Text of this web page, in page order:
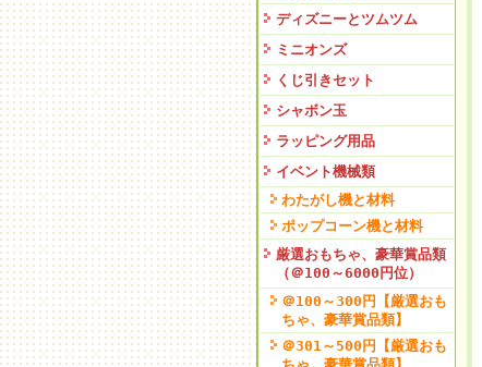
ディズニーとツムツム
ミニオンズ
くじ引きセット
シャボン玉
ラッピング用品
イベント機械類
わたがし機と材料
ポップコーン機と材料
厳選おもちゃ、豪華賞品類
（＠100～6000円位）
＠100～300円【厳選おも
ちゃ、豪華賞品類】
＠301～500円【厳選おも